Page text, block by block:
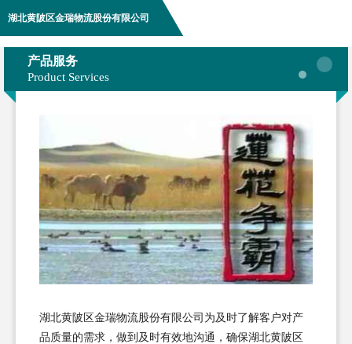
湖北黄陂区金瑞物流股份有限公司
产品服务
Product Services
湖北黄陂区金瑞物流股份有限公司为及时了解客户对产
品质量的需求，做到及时有效地沟通，确保湖北黄陂区